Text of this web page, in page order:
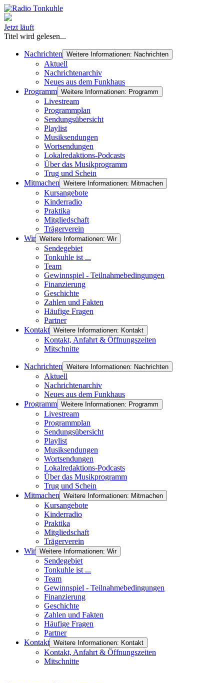
Jetzt läuft
Titel wird gelesen...
Nachrichten Weitere Informationen: Nachrichten
Aktuell
Nachrichtenarchiv
Neues aus dem Funkhaus
Programm Weitere Informationen: Programm
Livestream
Programmplan
Sendungsübersicht
Playlist
Musiksendungen
Wortsendungen
Lokalredaktions-Podcasts
Über das Musikprogramm
Trug und Schein
Mitmachen Weitere Informationen: Mitmachen
Kursangebote
Kinderradio
Praktika
Mitgliedschaft
Trägerverein
Wir Weitere Informationen: Wir
Sendegebiet
Tonkuhle ist ...
Team
Gewinnspiel - Teilnahmebedingungen
Finanzierung
Geschichte
Zahlen und Fakten
Häufige Fragen
Partner
Kontakt Weitere Informationen: Kontakt
Kontakt, Anfahrt & Öffnungszeiten
Mitschnitte
Nachrichten Weitere Informationen: Nachrichten
Aktuell
Nachrichtenarchiv
Neues aus dem Funkhaus
Programm Weitere Informationen: Programm
Livestream
Programmplan
Sendungsübersicht
Playlist
Musiksendungen
Wortsendungen
Lokalredaktions-Podcasts
Über das Musikprogramm
Trug und Schein
Mitmachen Weitere Informationen: Mitmachen
Kursangebote
Kinderradio
Praktika
Mitgliedschaft
Trägerverein
Wir Weitere Informationen: Wir
Sendegebiet
Tonkuhle ist ...
Team
Gewinnspiel - Teilnahmebedingungen
Finanzierung
Geschichte
Zahlen und Fakten
Häufige Fragen
Partner
Kontakt Weitere Informationen: Kontakt
Kontakt, Anfahrt & Öffnungszeiten
Mitschnitte